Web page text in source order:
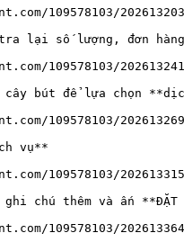
109578103/
tra lại số lượng, đơn
109578103/
cây bút để lựa chọn
109578103/
vụ**
109578103/
chú thêm và ấn **ĐẶT
109578103/